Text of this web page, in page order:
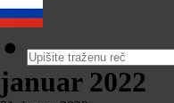
januar 2022